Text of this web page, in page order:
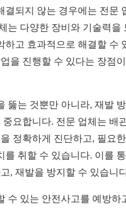
결되지 않는 경우에는 전문
는 다양한 장비와 기술력을
하고 효과적으로 해결할 수
을 진행할 수 있다는 장점
뚫는 것뿐만 아니라, 재발
요합니다. 전문 업체는 배
정확하게 진단하고, 필요
를 취할 수 있습니다. 이를
, 재발을 방지할 수 있습니
수 있는 안전사고를 예방하